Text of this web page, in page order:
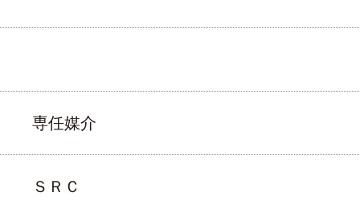
専任媒介
ＳＲＣ